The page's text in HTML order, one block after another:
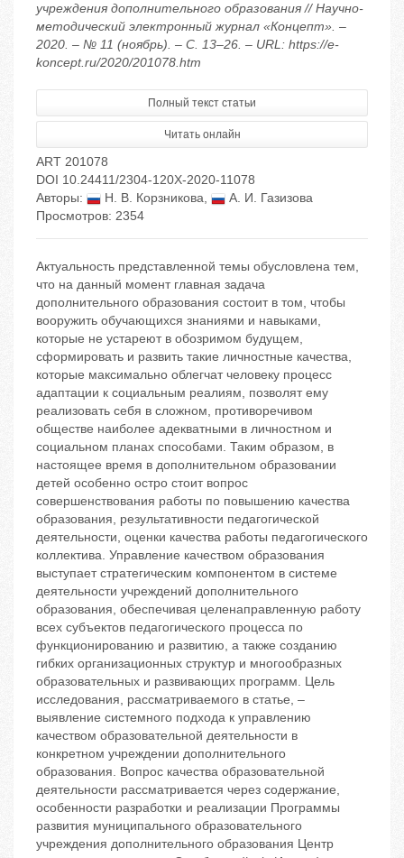
учреждения дополнительного образования // Научно-
методический электронный журнал «Концепт». –
2020. – № 11 (ноябрь). – С. 13–26. – URL: https://e-
koncept.ru/2020/201078.htm
Полный текст статьи
Читать онлайн
ART 201078
DOI 10.24411/2304-120X-2020-11078
Авторы:
Н. В. Корзникова,
А. И. Газизова
Просмотров: 2354
Актуальность представленной темы обусловлена тем,
что на данный момент главная задача
дополнительного образования состоит в том, чтобы
вооружить обучающихся знаниями и навыками,
которые не устареют в обозримом будущем,
сформировать и развить такие личностные качества,
которые максимально облегчат человеку процесс
адаптации к социальным реалиям, позволят ему
реализовать себя в сложном, противоречивом
обществе наиболее адекватными в личностном и
социальном планах способами. Таким образом, в
настоящее время в дополнительном образовании
детей особенно остро стоит вопрос
совершенствования работы по повышению качества
образования, результативности педагогической
деятельности, оценки качества работы педагогического
коллектива. Управление качеством образования
выступает стратегическим компонентом в системе
деятельности учреждений дополнительного
образования, обеспечивая целенаправленную работу
всех субъектов педагогического процесса по
функционированию и развитию, а также созданию
гибких организационных структур и многообразных
образовательных и развивающих программ. Цель
исследования, рассматриваемого в статье, –
выявление системного подхода к управлению
качеством образовательной деятельности в
конкретном учреждении дополнительного
образования. Вопрос качества образовательной
деятельности рассматривается через содержание,
особенности разработки и реализации Программы
развития муниципального образовательного
учреждения дополнительного образования Центр